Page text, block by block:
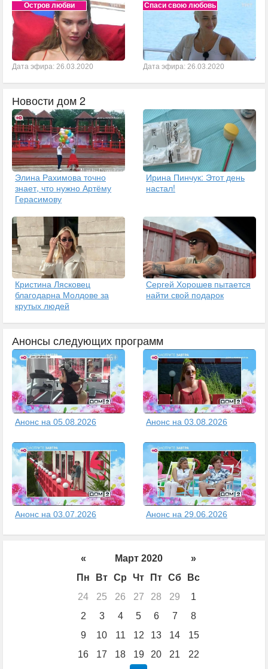
Остров любви
Дата эфира: 26.03.2020
Спаси свою любовь
Дата эфира: 26.03.2020
Новости дом 2
Элина Рахимова точно
знает, что нужно Артёму
Герасимову
Ирина Пинчук: Этот день
настал!
Кристина Лясковец
благодарна Молдове за
крутых людей
Сергей Хорошев пытается
найти свой подарок
Анонсы следующих программ
Анонс на 05.08.2026 Анонс на 03.08.2026
Анонс на 03.07.2026 Анонс на 29.06.2026
« Март 2020
»
Пн
Вт Ср Чт Пт Сб
Вс
24
25 26 27 28 29
1
2
3 4 5 6 7
8
9
10 11 12 13 14
15
16
17 18 19 20 21
22